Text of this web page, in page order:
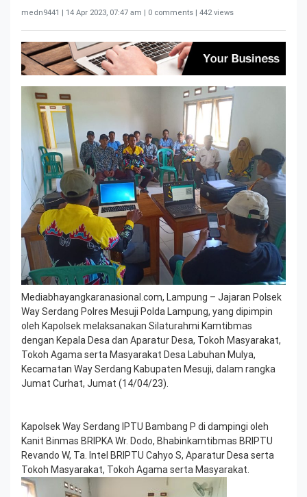
medn9441 | 14 Apr 2023, 07:47 am | 0 comments | 442 views
Mediabhayangkaranasional.com, Lampung – Jajaran Polsek
Way Serdang Polres Mesuji Polda Lampung, yang dipimpin
oleh Kapolsek melaksanakan Silaturahmi Kamtibmas
dengan Kepala Desa dan Aparatur Desa, Tokoh Masyarakat,
Tokoh Agama serta Masyarakat Desa Labuhan Mulya,
Kecamatan Way Serdang Kabupaten Mesuji, dalam rangka
Jumat Curhat, Jumat (14/04/23).
Kapolsek Way Serdang IPTU Bambang P di dampingi oleh
Kanit Binmas BRIPKA Wr. Dodo, Bhabinkamtibmas BRIPTU
Revando W, Ta. Intel BRIPTU Cahyo S, Aparatur Desa serta
Tokoh Masyarakat, Tokoh Agama serta Masyarakat.